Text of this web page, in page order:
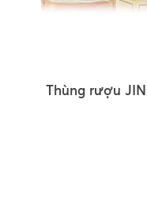
Thùng rượu